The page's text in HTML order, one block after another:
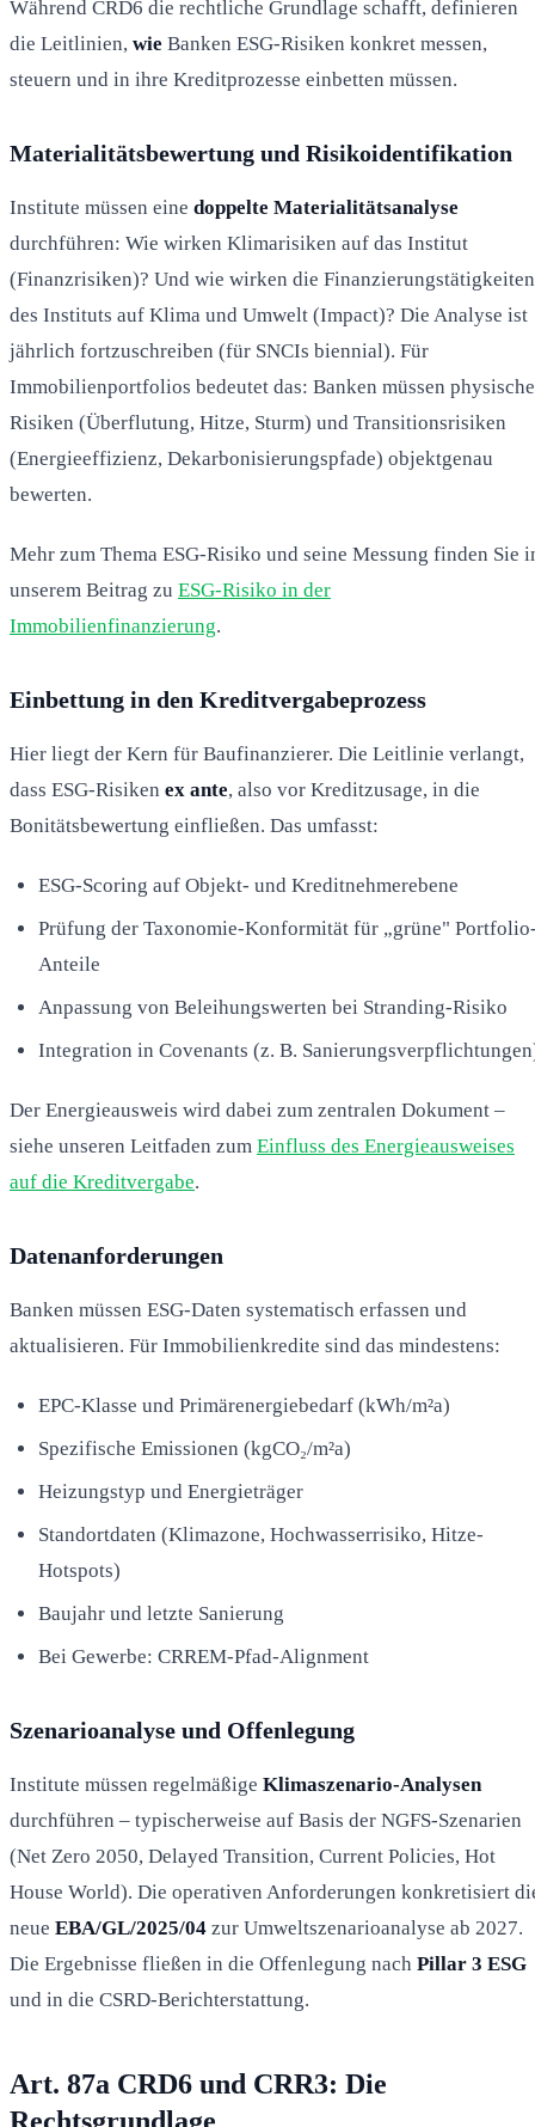
Während CRD6 die rechtliche Grundlage schafft, definieren
die Leitlinien, wie Banken ESG-Risiken konkret messen,
steuern und in ihre Kreditprozesse einbetten müssen.
Materialitätsbewertung und Risikoidentifikation
Institute müssen eine doppelte Materialitätsanalyse
durchführen: Wie wirken Klimarisiken auf das Institut
(Finanzrisiken)? Und wie wirken die Finanzierungstätigkeiten
des Instituts auf Klima und Umwelt (Impact)? Die Analyse ist
jährlich fortzuschreiben (für SNCIs biennial). Für
Immobilienportfolios bedeutet das: Banken müssen physische
Risiken (Überflutung, Hitze, Sturm) und Transitionsrisiken
(Energieeffizienz, Dekarbonisierungspfade) objektgenau
bewerten.
Mehr zum Thema ESG-Risiko und seine Messung finden Sie
unserem Beitrag zu ESG-Risiko in der
Immobilienfinanzierung.
Einbettung in den Kreditvergabeprozess
Hier liegt der Kern für Baufinanzierer. Die Leitlinie verlangt,
dass ESG-Risiken ex ante, also vor Kreditzusage, in die
Bonitätsbewertung einfließen. Das umfasst:
ESG-Scoring auf Objekt- und Kreditnehmerebene
Prüfung der Taxonomie-Konformität für „grüne"
Anteile
Anpassung von Beleihungswerten bei Stranding-Risiko
Integration in Covenants (z. B.
Der Energieausweis wird dabei zum zentralen Dokument –
siehe unseren Leitfaden zum Einfluss des Energieausweises
auf die Kreditvergabe.
Datenanforderungen
Banken müssen ESG-Daten systematisch erfassen und
aktualisieren. Für Immobilienkredite sind das mindestens:
EPC-Klasse und Primärenergiebedarf (kWh/m²a)
Spezifische Emissionen (kgCO₂/m²a)
Heizungstyp und Energieträger
Standortdaten (Klimazone, Hochwasserrisiko, Hitze-
Hotspots)
Baujahr und letzte Sanierung
Bei Gewerbe: CRREM-Pfad-Alignment
Szenarioanalyse und Offenlegung
Institute müssen regelmäßige Klimaszenario-Analysen
durchführen – typischerweise auf Basis der NGFS-Szenarien
(Net Zero 2050, Delayed Transition, Current Policies, Hot
House World). Die operativen Anforderungen konkretisiert
neue EBA/GL/2025/04 zur Umweltszenarioanalyse ab 2027.
Die Ergebnisse fließen in die Offenlegung nach Pillar 3 ESG
und in die CSRD-Berichterstattung.
Art. 87a CRD6 und CRR3: Die